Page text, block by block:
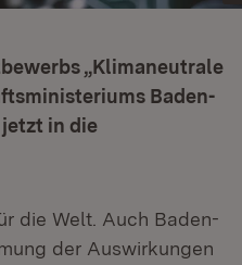
„Klimaneutrale
Baden-
in die
die Welt. Auch Baden-
der Auswirkungen